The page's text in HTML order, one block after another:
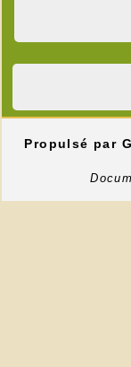
Propulsé par